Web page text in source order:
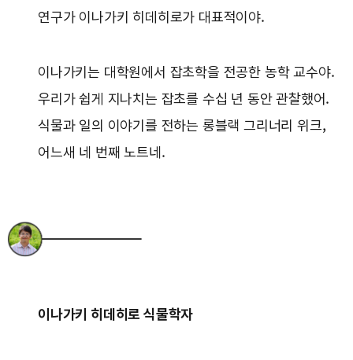
연구가 이나가키 히데히로가 대표적이야.
이나가키는 대학원에서 잡초학을 전공한 농학 교수야.
우리가 쉽게 지나치는 잡초를 수십 년 동안 관찰했어.
식물과 일의 이야기를 전하는 롱블랙 그리너리 위크,
어느새 네 번째 노트네.
이나가키 히데히로 식물학자